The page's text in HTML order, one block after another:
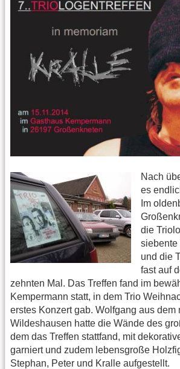
Nach
es
Im
die
siebente
und die
fast auf
zehnten Mal. Das Treffen fand im
Kempermann statt, in dem Trio
erstes Konzert gab. Wolfgang aus dem
Wildeshausen hatte die Wände des
dem das Treffen stattfand, mit
garniert und zudem lebensgroße
Stephan, Peter und Kralle aufgestellt.